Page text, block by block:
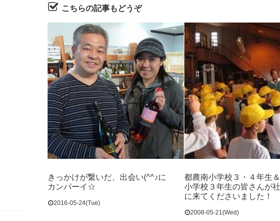
こちらの記事もどうぞ
きっかけが繋いだ、出会い(^^♪に
カンパーイ☆
2016-05-24(Tue)
都農南小学校３・４年生
小学校３年生の皆さんが
に来てくださいました！
2008-05-21(Wed)